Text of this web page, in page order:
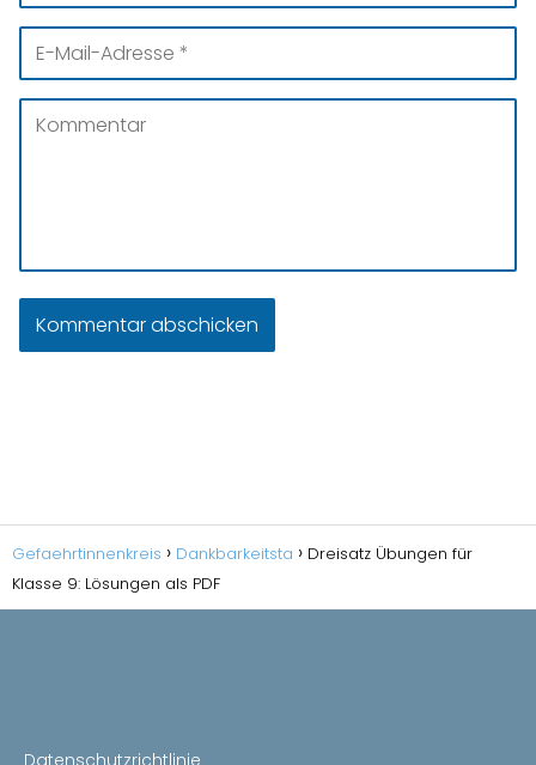
Gefaehrtinnenkreis Dankbarkeitsta
Dreisatz Übungen für
Klasse 9: Lösungen als PDF
Datenschutzrichtlinie